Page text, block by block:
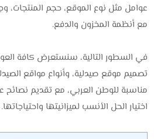
عوامل مثل نوع الموقع، حجم المنتجات،
مع أنظمة المخزون والدفع.
في السطور التالية، سنستعرض كافة
تصميم موقع صيدلية، وأنواع مواقع
مناسبة للوطن العربي، مع تقديم نصائح
اختيار الحل الأنسب لميزانيتها واحتياجاتها.